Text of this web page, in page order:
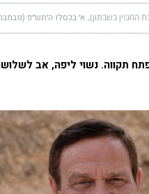
המגזין בשבתון) א׳ בכסלו ה׳תש״פ (נובמבר 29,